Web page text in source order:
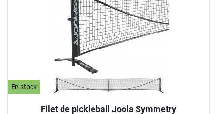
En stock
Filet de pickleball Joola Symmetry